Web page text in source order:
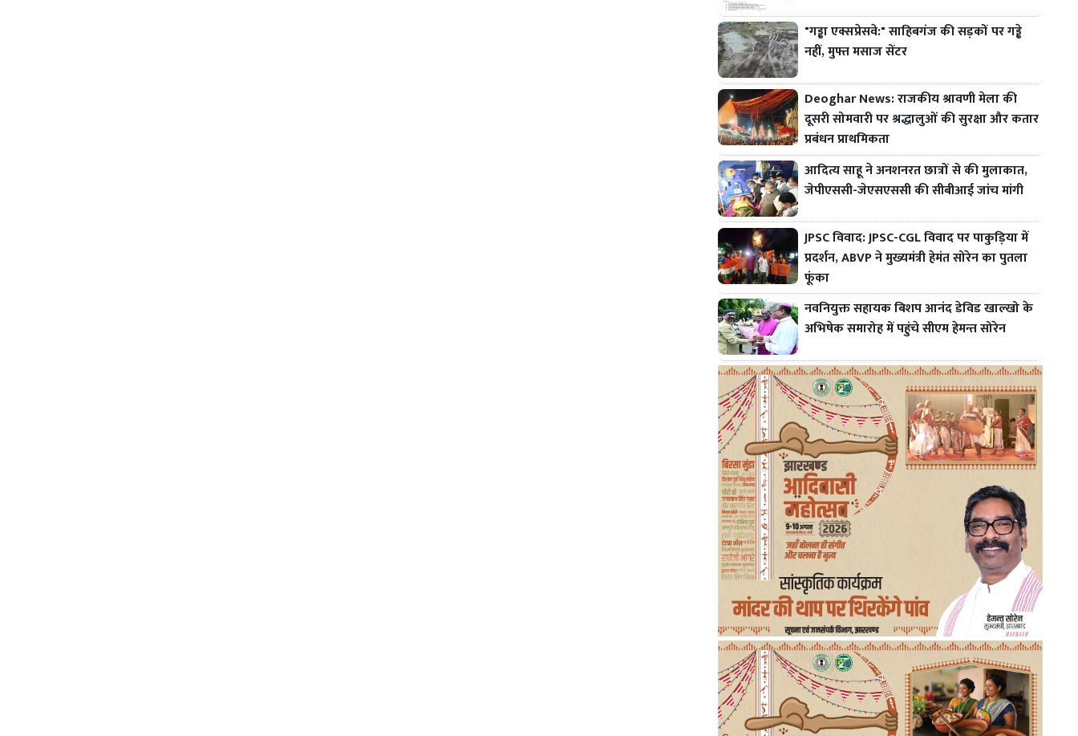
"गड्ढा एक्सप्रेसवे:" साहिबगंज की सड़कों पर गड्ढे
नहीं, मुफ्त मसाज सेंटर
Deoghar News: राजकीय श्रावणी मेला की
दूसरी सोमवारी पर श्रद्धालुओं की सुरक्षा और कतार
प्रबंधन प्राथमिकता
आदित्य साहू ने अनशनरत छात्रों से की मुलाकात,
जेपीएससी-जेएसएससी की सीबीआई जांच मांगी
JPSC विवाद: JPSC-CGL विवाद पर पाकुड़िया में
प्रदर्शन, ABVP ने मुख्यमंत्री हेमंत सोरेन का पुतला
फूंका
नवनियुक्त सहायक बिशप आनंद डेविड खाल्खो के
अभिषेक समारोह में पहुंचे सीएम हेमन्त सोरेन